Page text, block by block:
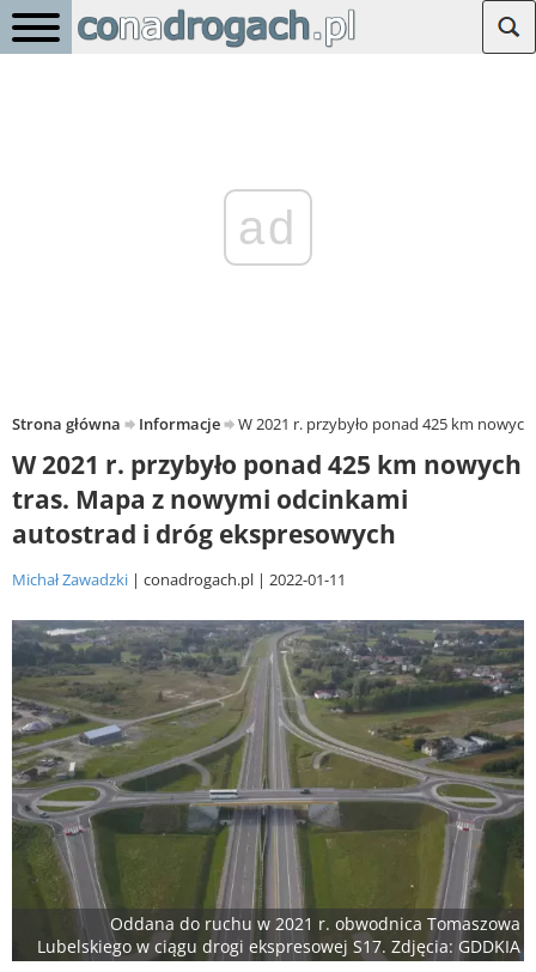
ad
Strona główna Informacje W 2021 r. przybyło ponad 425 km
W 2021 r. przybyło ponad 425 km nowych
tras. Mapa z nowymi odcinkami
autostrad i dróg ekspresowych
Michał Zawadzki conadrogach.pl 2022-01-11
Oddana do ruchu w 2021 r. obwodnica Tomaszowa
Lubelskiego w ciągu drogi ekspresowej S17. Zdjęcia: GDDKIA